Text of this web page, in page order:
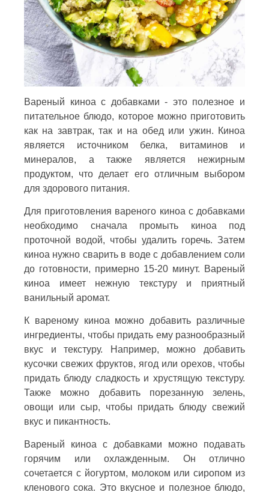
Вареный киноа с добавками - это полезное и
питательное блюдо, которое можно приготовить
как на завтрак, так и на обед или ужин. Киноа
является источником белка, витаминов и
минералов, а также является нежирным
продуктом, что делает его отличным выбором
для здорового питания.
Для приготовления вареного киноа с добавками
необходимо сначала промыть киноа под
проточной водой, чтобы удалить горечь. Затем
киноа нужно сварить в воде с добавлением соли
до готовности, примерно 15-20 минут. Вареный
киноа имеет нежную текстуру и приятный
ванильный аромат.
К вареному киноа можно добавить различные
ингредиенты, чтобы придать ему разнообразный
вкус и текстуру. Например, можно добавить
кусочки свежих фруктов, ягод или орехов, чтобы
придать блюду сладкость и хрустящую текстуру.
Также можно добавить порезанную зелень,
овощи или сыр, чтобы придать блюду свежий
вкус и пикантность.
Вареный киноа с добавками можно подавать
горячим или охлажденным. Он отлично
сочетается с йогуртом, молоком или сиропом из
кленового сока. Это вкусное и полезное блюдо,